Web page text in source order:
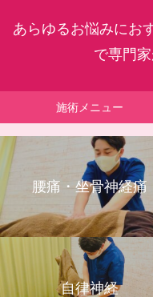
あらゆるお悩みにお
で専門
施術メニュー
腰痛・坐骨神経痛
自律神経